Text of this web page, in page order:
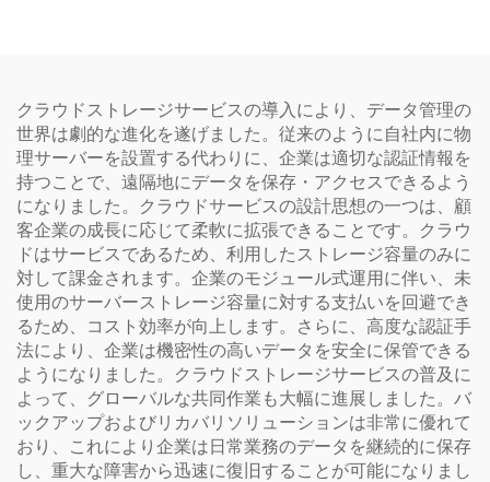
クラウドストレージサービスの導入により、データ管理の
世界は劇的な進化を遂げました。従来のように自社内に物
理サーバーを設置する代わりに、企業は適切な認証情報を
持つことで、遠隔地にデータを保存・アクセスできるよう
になりました。クラウドサービスの設計思想の一つは、顧
客企業の成長に応じて柔軟に拡張できることです。クラウ
ドはサービスであるため、利用したストレージ容量のみに
対して課金されます。企業のモジュール式運用に伴い、未
使用のサーバーストレージ容量に対する支払いを回避でき
るため、コスト効率が向上します。さらに、高度な認証手
法により、企業は機密性の高いデータを安全に保管できる
ようになりました。クラウドストレージサービスの普及に
よって、グローバルな共同作業も大幅に進展しました。バ
ックアップおよびリカバリソリューションは非常に優れて
おり、これにより企業は日常業務のデータを継続的に保存
し、重大な障害から迅速に復旧することが可能になりまし